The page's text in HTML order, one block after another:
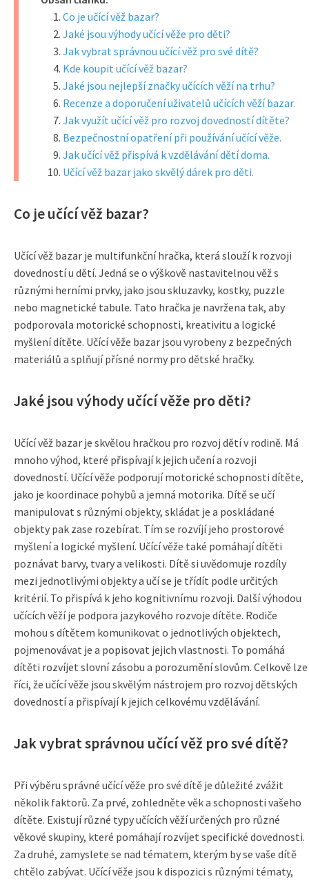
Co je učící věž bazar?
Jaké jsou výhody učící věže pro děti?
Jak vybrat správnou učící věž pro své dítě?
Kde koupit učící věž bazar?
Jaké jsou nejlepší značky učících věží na trhu?
Recenze a doporučení uživatelů učících věží bazar.
Jak využít učící věž pro rozvoj dovedností dítěte?
Bezpečnostní opatření při používání učící věže.
Jak učící věž přispívá k vzdělávání dětí doma.
Učící věž bazar jako skvělý dárek pro děti.
Co je učící věž bazar?
Učící věž bazar je multifunkční hračka, která slouží k rozvoji
dovedností u dětí. Jedná se o výškově nastavitelnou věž s
různými herními prvky, jako jsou skluzavky, kostky, puzzle
nebo magnetické tabule. Tato hračka je navržena tak, aby
podporovala motorické schopnosti, kreativitu a logické
myšlení dítěte. Učící věže bazar jsou vyrobeny z bezpečných
materiálů a splňují přísné normy pro dětské hračky.
Jaké jsou výhody učící věže pro děti?
Učící věž bazar je skvělou hračkou pro rozvoj dětí v rodině. Má
mnoho výhod, které přispívají k jejich učení a rozvoji
dovedností. Učící věže podporují motorické schopnosti dítěte,
jako je koordinace pohybů a jemná motorika. Dítě se učí
manipulovat s různými objekty, skládat je a poskládané
objekty pak zase rozebírat. Tím se rozvíjí jeho prostorové
myšlení a logické myšlení. Učící věže také pomáhají dítěti
poznávat barvy, tvary a velikosti. Dítě si uvědomuje rozdíly
mezi jednotlivými objekty a učí se je třídít podle určitých
kritérií. To přispívá k jeho kognitivnímu rozvoji. Další výhodou
učících věží je podpora jazykového rozvoje dítěte. Rodiče
mohou s dítětem komunikovat o jednotlivých objektech,
pojmenovávat je a popisovat jejich vlastnosti. To pomáhá
dítěti rozvíjet slovní zásobu a porozumění slovům. Celkově lze
říci, že učící věže jsou skvělým nástrojem pro rozvoj dětských
dovedností a přispívají k jejich celkovému vzdělávání.
Jak vybrat správnou učící věž pro své dítě?
Při výběru správné učící věže pro své dítě je důležité zvážit
několik faktorů. Za prvé, zohledněte věk a schopnosti vašeho
dítěte. Existují různé typy učících věží určených pro různé
věkové skupiny, které pomáhají rozvíjet specifické dovednosti.
Za druhé, zamyslete se nad tématem, kterým by se vaše dítě
chtělo zabývat. Učící věže jsou k dispozici s různými tématy,